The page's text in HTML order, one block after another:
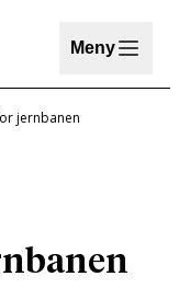
Meny
jernbanen